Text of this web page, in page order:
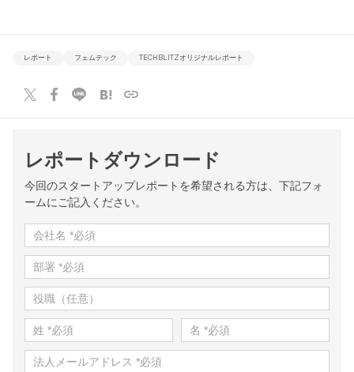
レポート フェムテック TECHBLITZオリジナルレポート